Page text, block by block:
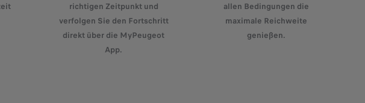
richtigen Zeitpunkt und
verfolgen Sie den Fortschritt
direkt über die MyPeugeot
App.
allen Bedingungen die
maximale Reichweite
genießen.